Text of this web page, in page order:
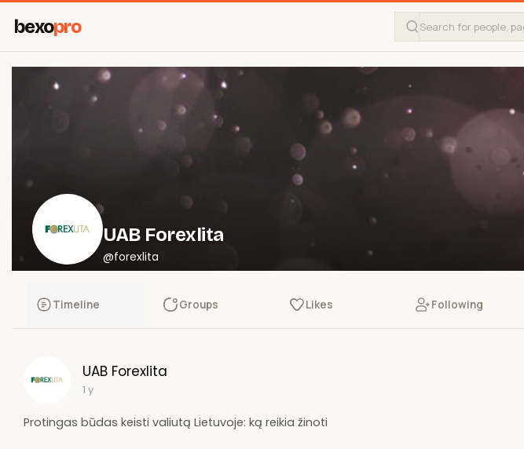
bexopro
UAB Forexlita
@forexlita
Timeline Groups Likes Following
UAB Forexlita
1 y
Protingas būdas keisti valiutą Lietuvoje: ką reikia žinoti